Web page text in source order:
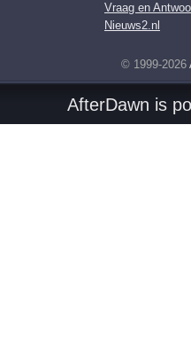
Vraag en
Nieuws2.nl
© 1999-2026
AfterDawn is